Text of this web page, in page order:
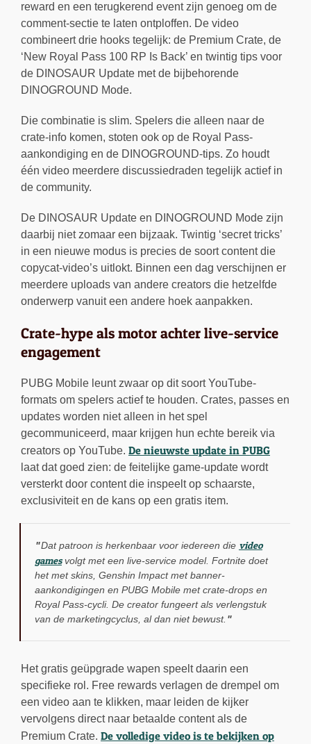
reward en een terugkerend event zijn genoeg om de
comment-sectie te laten ontploffen. De video
combineert drie hooks tegelijk: de Premium Crate, de
‘New Royal Pass 100 RP Is Back’ en twintig tips voor
de DINOSAUR Update met de bijbehorende
DINOGROUND Mode.
Die combinatie is slim. Spelers die alleen naar de
crate-info komen, stoten ook op de Royal Pass-
aankondiging en de DINOGROUND-tips. Zo houdt
één video meerdere discussiedraden tegelijk actief in
de community.
De DINOSAUR Update en DINOGROUND Mode zijn
daarbij niet zomaar een bijzaak. Twintig ‘secret tricks’
in een nieuwe modus is precies de soort content die
copycat-video’s uitlokt. Binnen een dag verschijnen er
meerdere uploads van andere creators die hetzelfde
onderwerp vanuit een andere hoek aanpakken.
Crate-hype als motor achter live-service
engagement
PUBG Mobile leunt zwaar op dit soort YouTube-
formats om spelers actief te houden. Crates, passes en
updates worden niet alleen in het spel
gecommuniceerd, maar krijgen hun echte bereik via
creators op YouTube. De nieuwste update in PUBG
laat dat goed zien: de feitelijke game-update wordt
versterkt door content die inspeelt op schaarste,
exclusiviteit en de kans op een gratis item.
Dat patroon is herkenbaar voor iedereen die video
gamesvolgt met een live-service model. Fortnite doet
het met skins, Genshin Impact met banner-
aankondigingen en PUBG Mobile met crate-drops en
Royal Pass-cycli. De creator fungeert als verlengstuk
van de marketingcyclus, al dan niet bewust.
Het gratis geüpgrade wapen speelt daarin een
specifieke rol. Free rewards verlagen de drempel om
een video aan te klikken, maar leiden de kijker
vervolgens direct naar betaalde content als de
Premium Crate. De volledige video is te bekijken op